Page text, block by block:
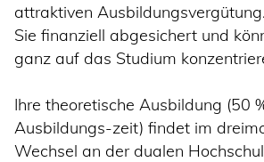
attraktiven
Sie finanziell abgesichert und
ganz auf das Studium
Ihre theoretische Ausbildung (50
Ausbildungs-zeit) findet im
Wechsel an der dualen